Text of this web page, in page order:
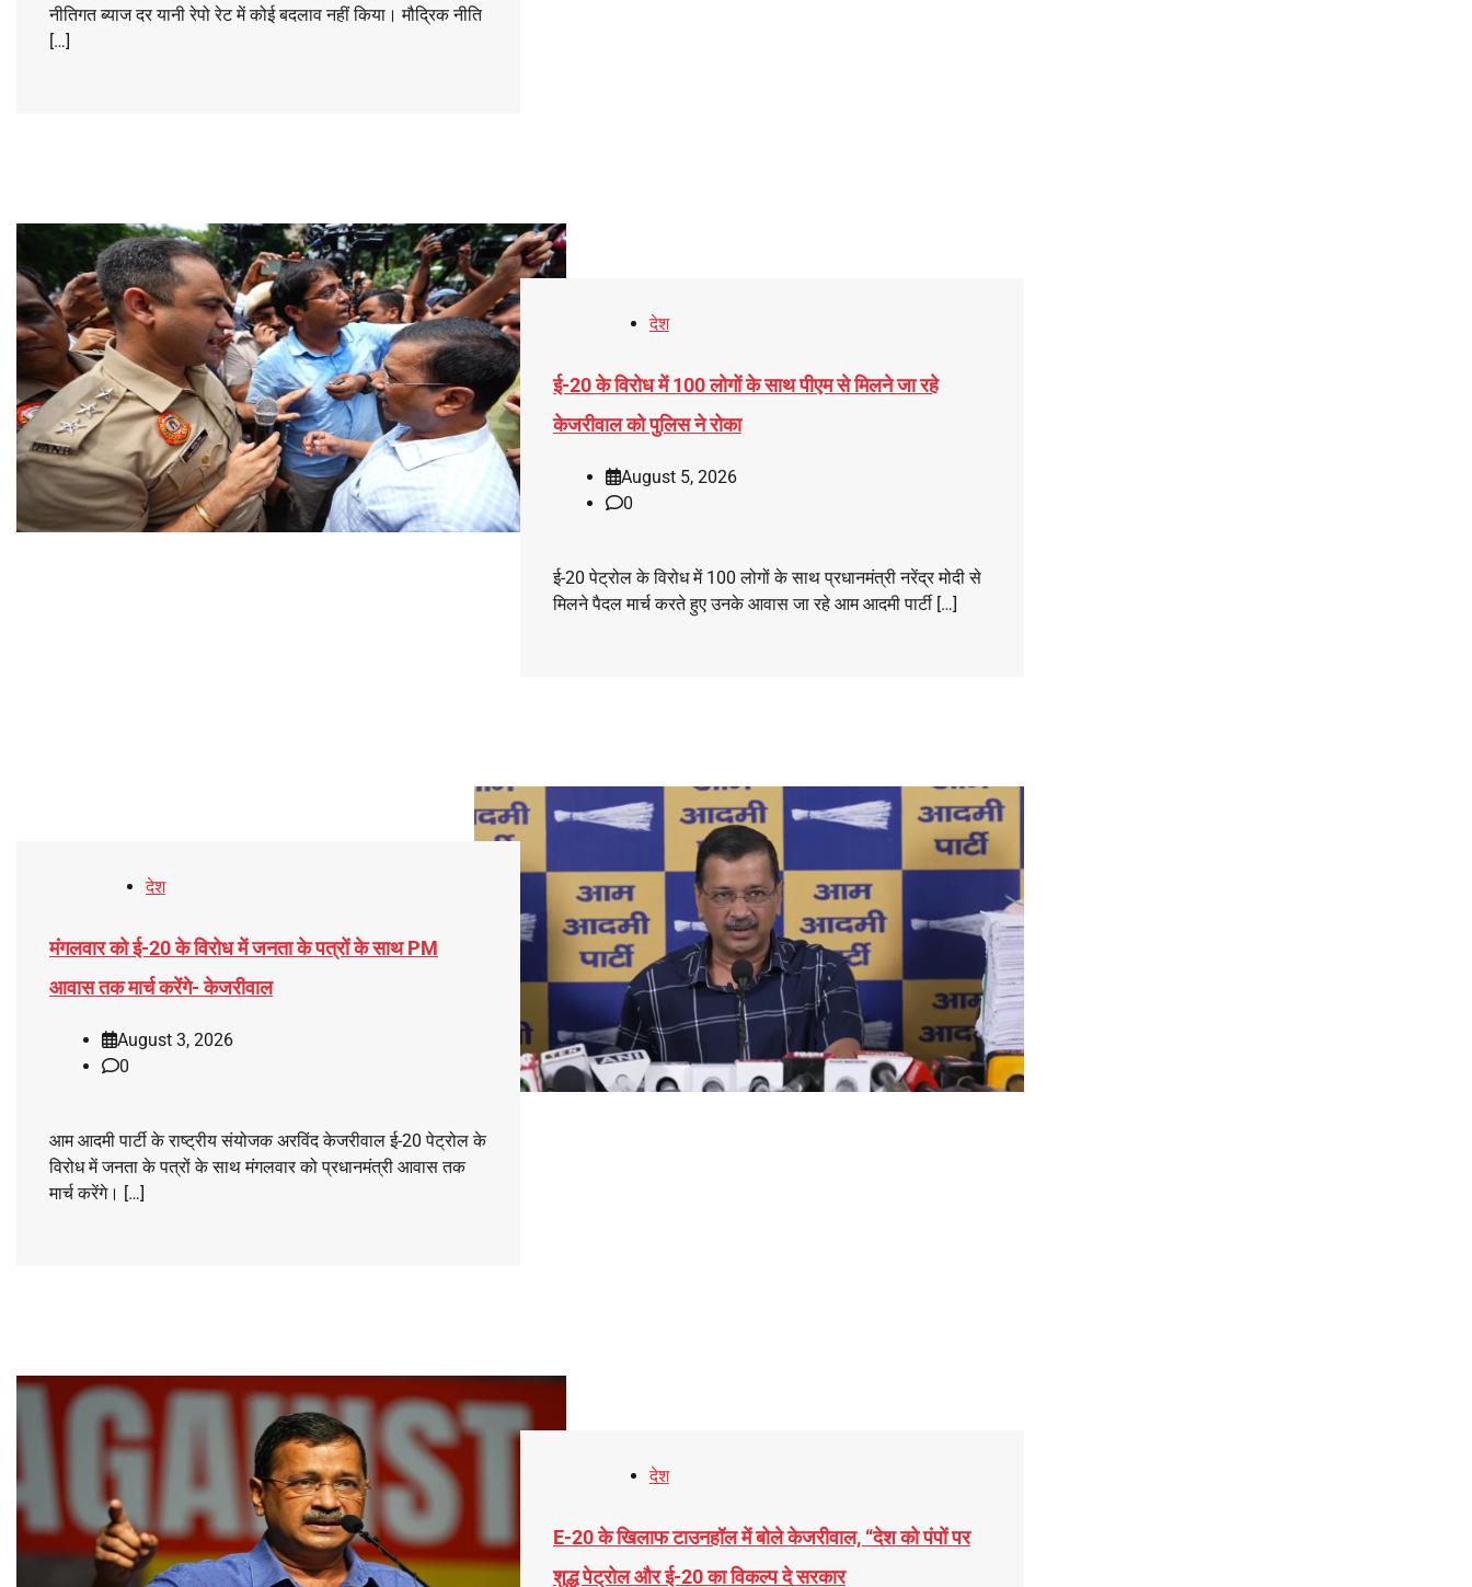
नीतिगत ब्याज दर यानी रेपो रेट में कोई बदलाव नहीं किया। मौद्रिक नीति
[…]
देश
ई-20 के विरोध में 100 लोगों के साथ पीएम से मिलने जा रहे
केजरीवाल को पुलिस ने रोका
August 5, 2026
0
ई-20 पेट्रोल के विरोध में 100 लोगों के साथ प्रधानमंत्री नरेंद्र मोदी से
मिलने पैदल मार्च करते हुए उनके आवास जा रहे आम आदमी पार्टी […]
देश
मंगलवार को ई-20 के विरोध में जनता के पत्रों के साथ PM
आवास तक मार्च करेंगे- केजरीवाल
August 3, 2026
0
आम आदमी पार्टी के राष्ट्रीय संयोजक अरविंद केजरीवाल ई-20 पेट्रोल के
विरोध में जनता के पत्रों के साथ मंगलवार को प्रधानमंत्री आवास तक
मार्च करेंगे। […]
देश
E-20 के खिलाफ टाउनहॉल में बोले केजरीवाल, ‘‘देश को पंपों पर
शुद्ध पेट्रोल और ई-20 का विकल्प दे सरकार